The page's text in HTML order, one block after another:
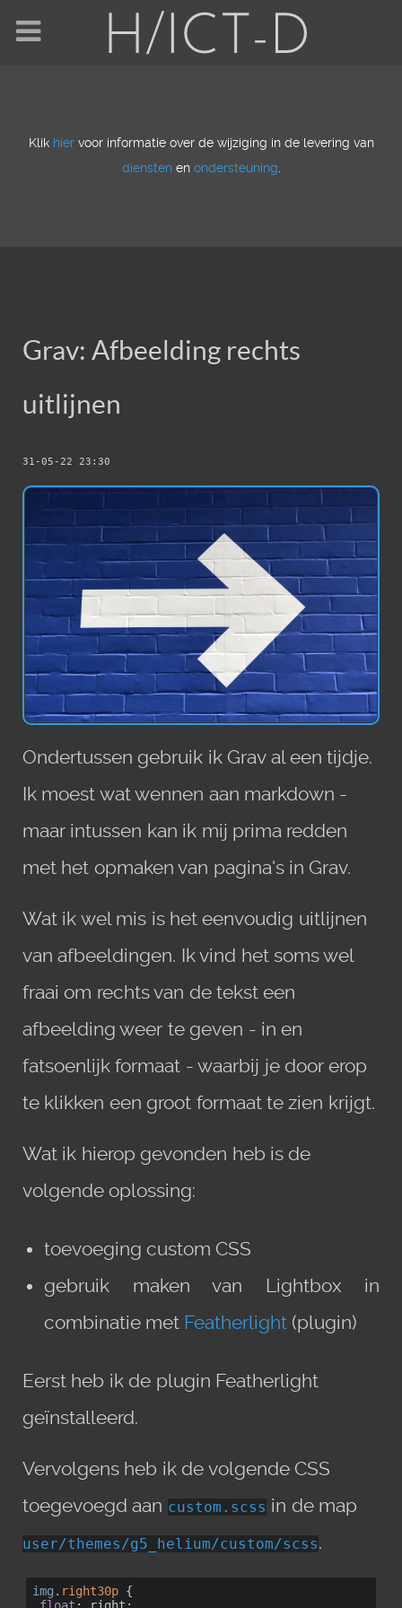
Klik hiervoor informatie over de wijziging in de levering van
dienstenen ondersteuning.
Grav: Afbeelding rechts
uitlijnen
31-05-22 23:30
Ondertussen gebruik ik Grav al een tijdje.
Ik moest wat wennen aan markdown -
maar intussen kan ik mij prima redden
met het opmaken van pagina's in Grav.
Wat ik wel mis is het eenvoudig uitlijnen
van afbeeldingen. Ik vind het soms wel
fraai om rechts van de tekst een
afbeelding weer te geven - in en
fatsoenlijk formaat - waarbij je door erop
te klikken een groot formaat te zien krijgt.
Wat ik hierop gevonden heb is de
volgende oplossing:
toevoeging custom CSS
gebruik maken van Lightbox in
combinatie met Featherlight (plugin)
Eerst heb ik de plugin Featherlight
geïnstalleerd.
Vervolgens heb ik de volgende CSS
toegevoegd aan custom.scss in de map
user/themes/g5_helium/custom/scss.
img .right30p {